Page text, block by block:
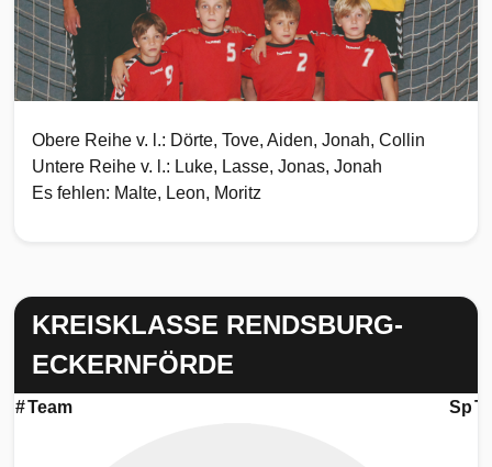
Obere Reihe v. l.: Dörte, Tove, Aiden, Jonah, Collin
Untere Reihe v. l.: Luke, Lasse, Jonas, Jonah
Es fehlen: Malte, Leon, Moritz
KREISKLASSE RENDSBURG-
ECKERNFÖRDE
#Team Sp